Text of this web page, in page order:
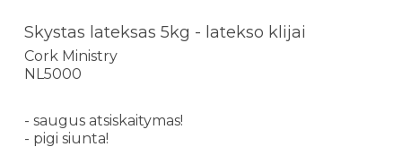
Skystas lateksas 5kg - latekso klijai
Cork Ministry
NL5000
- saugus atsiskaitymas!
- pigi siunta!